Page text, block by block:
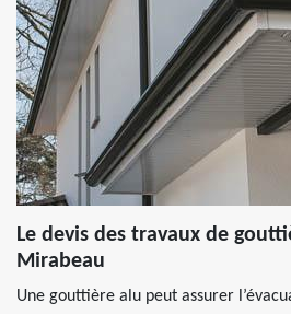
Le devis des travaux de
Mirabeau
Une gouttière alu peut assurer